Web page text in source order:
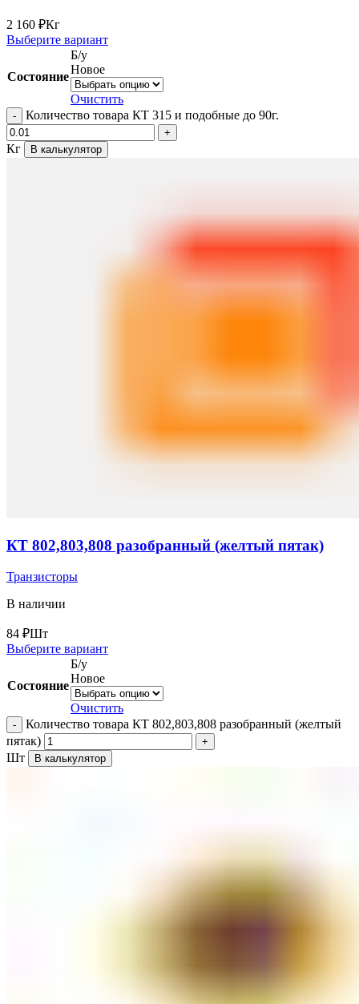
2 160 ₽Кг
Выберите вариант
Состояние
Б/у
Новое
Очистить
Количество товара КТ 315 и подобные до 90г.
Кг В калькулятор
КТ 802,803,808 разобранный (желтый пятак)
Транзисторы
В наличии
84 ₽Шт
Выберите вариант
Состояние
Б/у
Новое
Очистить
Количество товара КТ 802,803,808 разобранный (желтый
пятак)
Шт
В калькулятор